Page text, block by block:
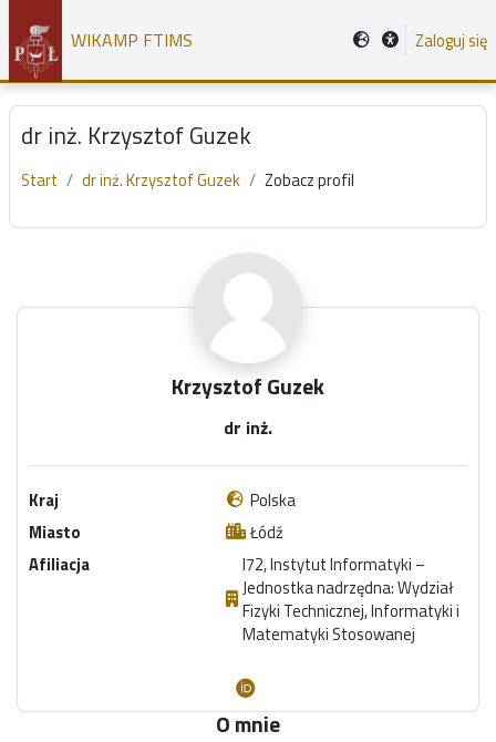
Przejdź do głównej zawartości
WIKAMP FTIMS Zaloguj się
dr inż. Krzysztof Guzek
Start dr inż. Krzysztof Guzek Zobacz profil
Krzysztof Guzek
dr inż.
Kraj
Polska
Miasto
Łódź
Afiliacja
I72, Instytut Informatyki –
Jednostka nadrzędna: Wydział
Fizyki Technicznej, Informatyki i
Matematyki Stosowanej
O mnie